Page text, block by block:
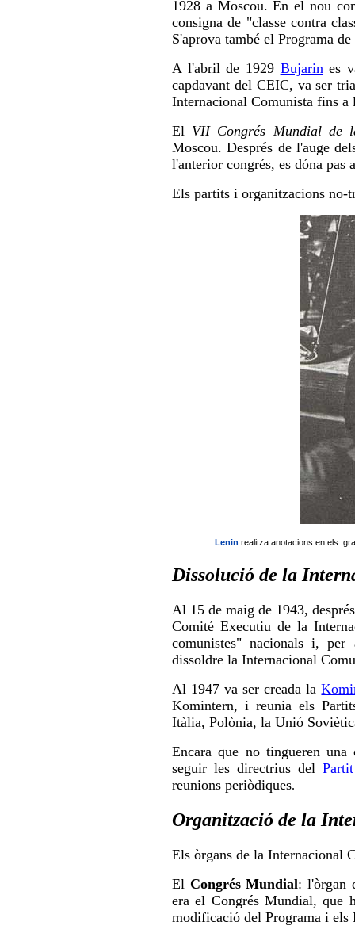
1928 a Moscou. En el nou
consigna de "classe contra
S'aprova també el Programa
A l'abril de 1929 Bujarines
capdavant del CEIC, va ser
Internacional Comunista fins a
El VII Congrés Mundial de
Moscou. Després de l'auge
l'anterior congrés, es dóna
Els partits i organitzacions no-
Lenin realitza anotacions en els
Dissolució de la
Al 15 de maig de 1943,
Comité Executiu de la
comunistes" nacionals i,
dissoldre la Internacional
Al 1947 va ser creada la
Komintern, i reunia els
Itàlia, Polònia, la Unió
Encara que no tingueren
seguir les directrius del
reunions periòdiques.
Organització de la
Els òrgans de la Internacional
El Congrés Mundial: l'òrgan
era el Congrés Mundial, que
modificació del Programa i els